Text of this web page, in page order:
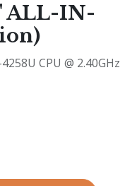
ALL-IN-
CPU @ 2.40GHz